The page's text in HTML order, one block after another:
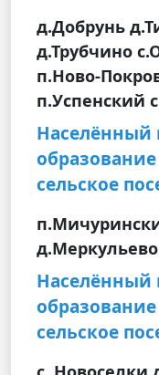
д.Добрунь
д.Трубчино
п.Ново-
п.Успенский
Населённый
сельское
Населённый
сельское